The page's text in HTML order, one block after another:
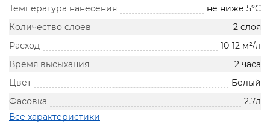
Температура нанесения
не ниже 5°С
Количество слоев
2 слоя
Расход
10-12 м²/л
Время высыхания
2 часа
Цвет
Белый
Фасовка
2,7л
Все характеристики